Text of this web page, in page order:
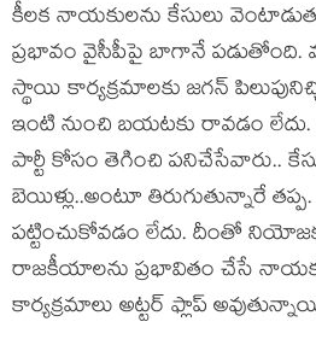
కీల‌క నాయ‌కుల‌ను కేసులు
ప్ర‌భావం వైసీపీపై బాగానే ప‌డుతోంది.
స్థాయి కార్య‌క్ర‌మాల‌కు జ‌గ‌న్
ఇంటి నుంచి బ‌య‌ట‌కు రావ‌డం లేదు.
పార్టీ కోసం తెగించి ప‌నిచేసేవారు..
బెయిళ్లు..అంటూ తిరుగుతున్నారే
ప‌ట్టించుకోవ‌డం లేదు. దీంతో
రాజ‌కీయాల‌ను ప్రభావితం చేసే
కార్య‌క్ర‌మాలు అట్ట‌ర్ ఫ్లాప్